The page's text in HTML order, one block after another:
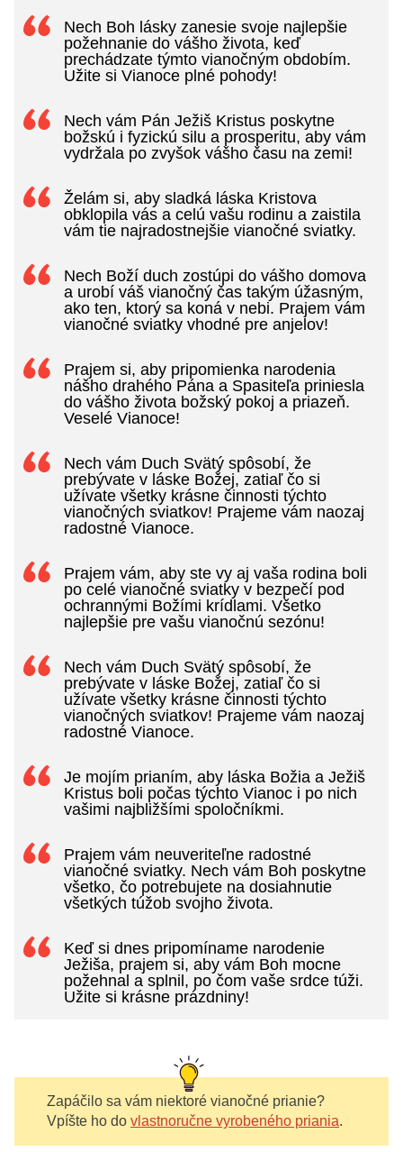
Nech Boh lásky zanesie svoje najlepšie
požehnanie do vášho života, keď
prechádzate týmto vianočným obdobím.
Užite si Vianoce plné pohody!
Nech vám Pán Ježiš Kristus poskytne
božskú i fyzickú silu a prosperitu, aby vám
vydržala po zvyšok vášho času na zemi!
Želám si, aby sladká láska Kristova
obklopila vás a celú vašu rodinu a zaistila
vám tie najradostnejšie vianočné sviatky.
Nech Boží duch zostúpi do vášho domova
a urobí váš vianočný čas takým úžasným,
ako ten, ktorý sa koná v nebi. Prajem vám
vianočné sviatky vhodné pre anjelov!
Prajem si, aby pripomienka narodenia
nášho drahého Pána a Spasiteľa priniesla
do vášho života božský pokoj a priazeň.
Veselé Vianoce!
Nech vám Duch Svätý spôsobí, že
prebývate v láske Božej, zatiaľ čo si
užívate všetky krásne činnosti týchto
vianočných sviatkov! Prajeme vám naozaj
radostné Vianoce.
Prajem vám, aby ste vy aj vaša rodina boli
po celé vianočné sviatky v bezpečí pod
ochrannými Božími krídlami. Všetko
najlepšie pre vašu vianočnú sezónu!
Nech vám Duch Svätý spôsobí, že
prebývate v láske Božej, zatiaľ čo si
užívate všetky krásne činnosti týchto
vianočných sviatkov! Prajeme vám naozaj
radostné Vianoce.
Je mojím prianím, aby láska Božia a Ježiš
Kristus boli počas týchto Vianoc i po nich
vašimi najbližšími spoločníkmi.
Prajem vám neuveriteľne radostné
vianočné sviatky. Nech vám Boh poskytne
všetko, čo potrebujete na dosiahnutie
všetkých túžob svojho života.
Keď si dnes pripomíname narodenie
Ježiša, prajem si, aby vám Boh mocne
požehnal a splnil, po čom vaše srdce túži.
Užite si krásne prázdniny!
Zapáčilo sa vám niektoré vianočné prianie?
Vpíšte ho do vlastnoručne vyrobeného priania.